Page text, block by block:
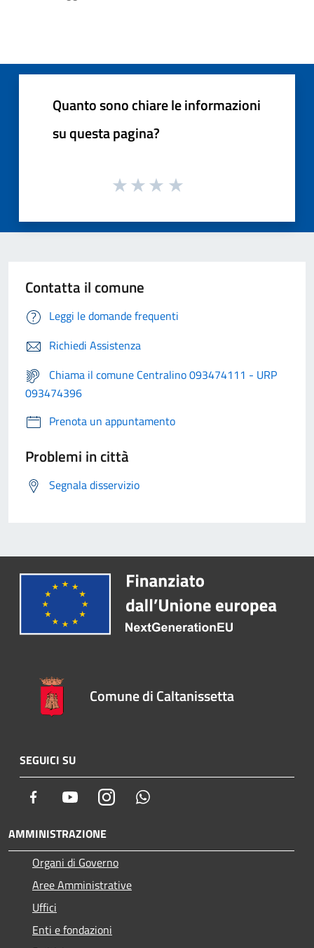
Quanto sono chiare le informazioni
su questa pagina?
Contatta il comune
Leggi le domande frequenti
Richiedi Assistenza
Chiama il comune Centralino 093474111 - URP
093474396
Prenota un appuntamento
Problemi in città
Segnala disservizio
Comune di Caltanissetta
SEGUICI SU
Facebook YoutubeInstagram
AMMINISTRAZIONE
Organi di Governo
Aree Amministrative
Uffici
Enti e fondazioni